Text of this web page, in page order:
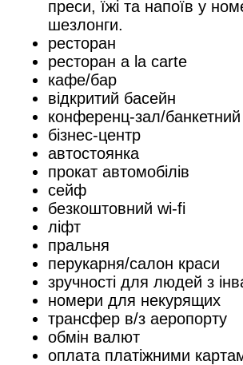
преси, їжі та напоїв у
шезлонги.
ресторан
ресторан a la carte
кафе/бар
відкритий басейн
конференц-зал/
бізнес-центр
автостоянка
прокат автомобілів
сейф
безкоштовний wi-fi
ліфт
пральня
перукарня/салон краси
зручності для людей з
номери для некурящих
трансфер в/з аеропорту
обмін валют
оплата платіжними